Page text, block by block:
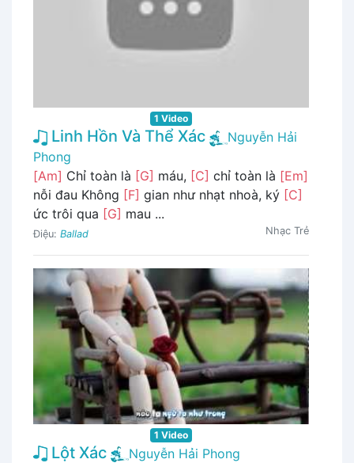
1 Video
Linh Hồn Và Thể Xác
Nguyễn Hải
Phong
[Am] Chỉ toàn là [G] máu, [C] chỉ toàn là [Em]
nỗi đau Không [F] gian như nhạt nhoà, ký [C]
ức trôi qua [G] mau ...
Điệu: Ballad Nhạc Trẻ
1 Video
Lột Xác
Nguyễn Hải Phong